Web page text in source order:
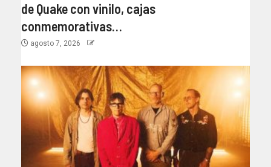
de Quake con vinilo, cajas
conmemorativas…
agosto 7, 2026